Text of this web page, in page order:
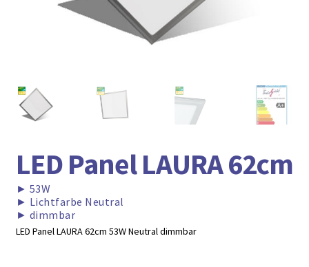
► ZAHLARTEN
► VERSANDARTEN
LED Panel LAURA 62cm
► 53W
► Lichtfarbe Neutral
► dimmbar
LED Panel LAURA 62cm 53W Neutral dimmbar